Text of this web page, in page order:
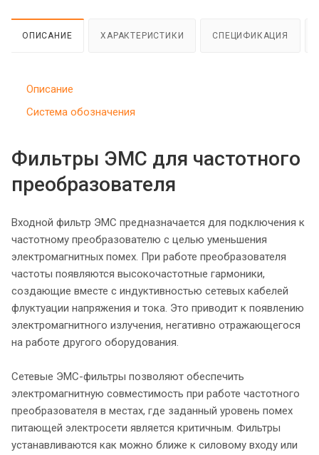
ОПИСАНИЕ ХАРАКТЕРИСТИКИ СПЕЦИФИКАЦИЯ
Описание
Система обозначения
Фильтры ЭМС для частотного
преобразователя
Входной фильтр ЭМС предназначается для подключения к
частотному преобразователю с целью уменьшения
электромагнитных помех. При работе преобразователя
частоты появляются высокочастотные гармоники,
создающие вместе с индуктивностью сетевых кабелей
флуктуации напряжения и тока. Это приводит к появлению
электромагнитного излучения, негативно отражающегося
на работе другого оборудования.
Сетевые ЭМС-фильтры позволяют обеспечить
электромагнитную совместимость при работе частотного
преобразователя в местах, где заданный уровень помех
питающей электросети является критичным. Фильтры
устанавливаются как можно ближе к силовому входу или